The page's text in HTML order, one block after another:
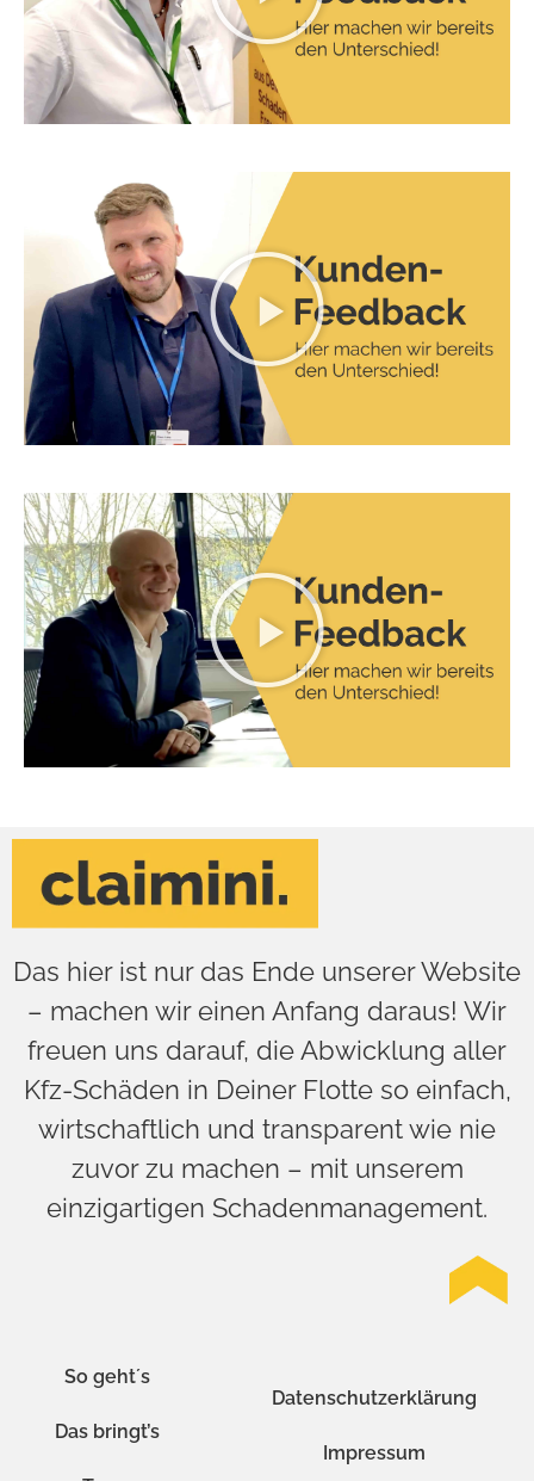
Das hier ist nur das Ende unserer Website
– machen wir einen Anfang daraus! Wir
freuen uns darauf, die Abwicklung aller
Kfz-Schäden in Deiner Flotte so einfach,
wirtschaftlich und transparent wie nie
zuvor zu machen – mit unserem
einzigartigen Schadenmanagement.
So geht´s
Das bringt’s
Datenschutzerklärung
Impressum